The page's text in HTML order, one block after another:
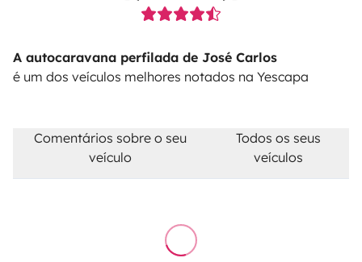
A autocaravana perfilada de José Carlos
é um dos veículos melhores notados na Yescapa
Comentários sobre o seu
veículo
Todos os seus
veículos